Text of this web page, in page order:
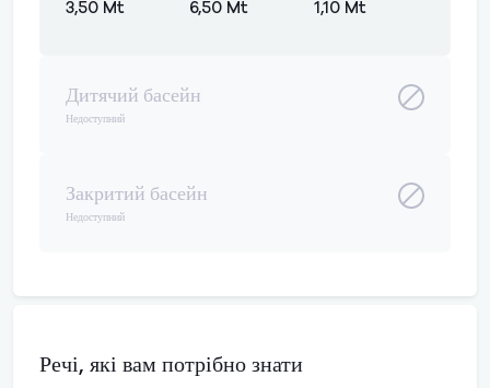
3,50 Mt 6,50 Mt 1,10 Mt
Дитячий басейн
Недоступний
Закритий басейн
Недоступний
Речі, які вам потрібно знати